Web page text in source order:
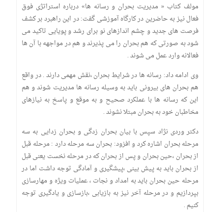
مولف کتاب « مدیریت بحران و رسانه ها» درباره استراتژی فوق
فعال نیز به حاضرین در کارگاه آموزشی گفت: در این راهبرد بر کشف
فرصت های جدید و چشم اندازهای نو برای رشد و پویایی تاکید می
شود به صورتی که هم بحران را می پذیرند و هم در مواجهه با آن ها
فعالانه وارد عمل می شوند .
وی ادامه داد: رسانه ها در شرایط بحران ،نقش مهمی دارند . در واقع
هم بحران های بیرونی باید به وسیله رسانه ها مدیریت شوند و هم
این که رسانه ها با عملکرد صحیح و به موقع و پاسخ به نیازهای
مخاطبان خود به بحران مبتلا نشوند .
دکتر وردی نژاد سپس با بیان بحران زدگی و بحران زدایی به سه
مرحله بحران اشاره کرد و افزود: بحران سه مرحله دارد : مرحله قبل
از بحران ،حین بحران و پس از بحران که در مرحله نخست یعنی قبل
از بحران باید به پیش بینی ،پیشگیری و آمادگی توجه داشت اما در
مرحله حین بحران باید به امداد و نجات ، عملیات ویژه و مهارسازی
بپردازیم و در مرحله آخر نیز به بازیابی ،بازسازی و یادگیری توجه
کنیم .